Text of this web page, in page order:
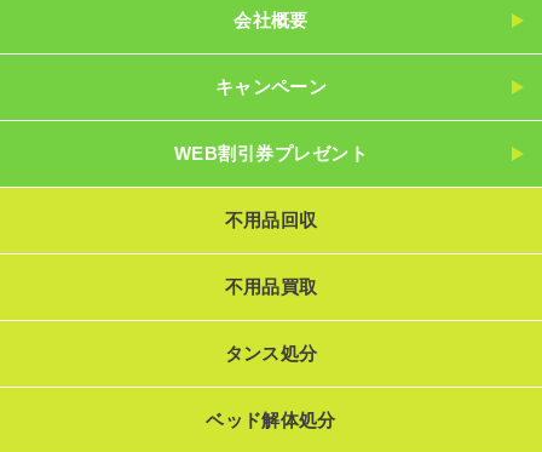
会社概要
キャンペーン
WEB割引券プレゼント
不用品回収
不用品買取
タンス処分
ベッド解体処分